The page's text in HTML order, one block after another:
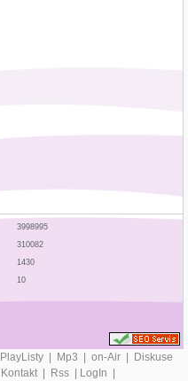
3998995
310082
1430
10
PlayListy | Mp3 | on-Air | Diskuse
Kontakt | Rss | LogIn |